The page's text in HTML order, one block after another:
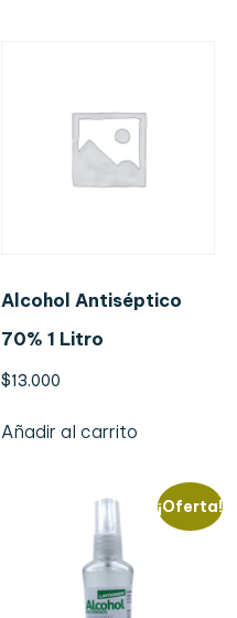
Alcohol Antiséptico
70% 1 Litro
$13.000
Añadir al carrito
¡Oferta!